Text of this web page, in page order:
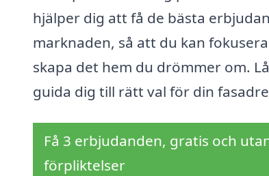
hjälper dig att få de bästa
marknaden, så att du kan
skapa det hem du drömmer om.
guida dig till rätt val för din
Få 3 erbjudanden, gratis och
förpliktelser